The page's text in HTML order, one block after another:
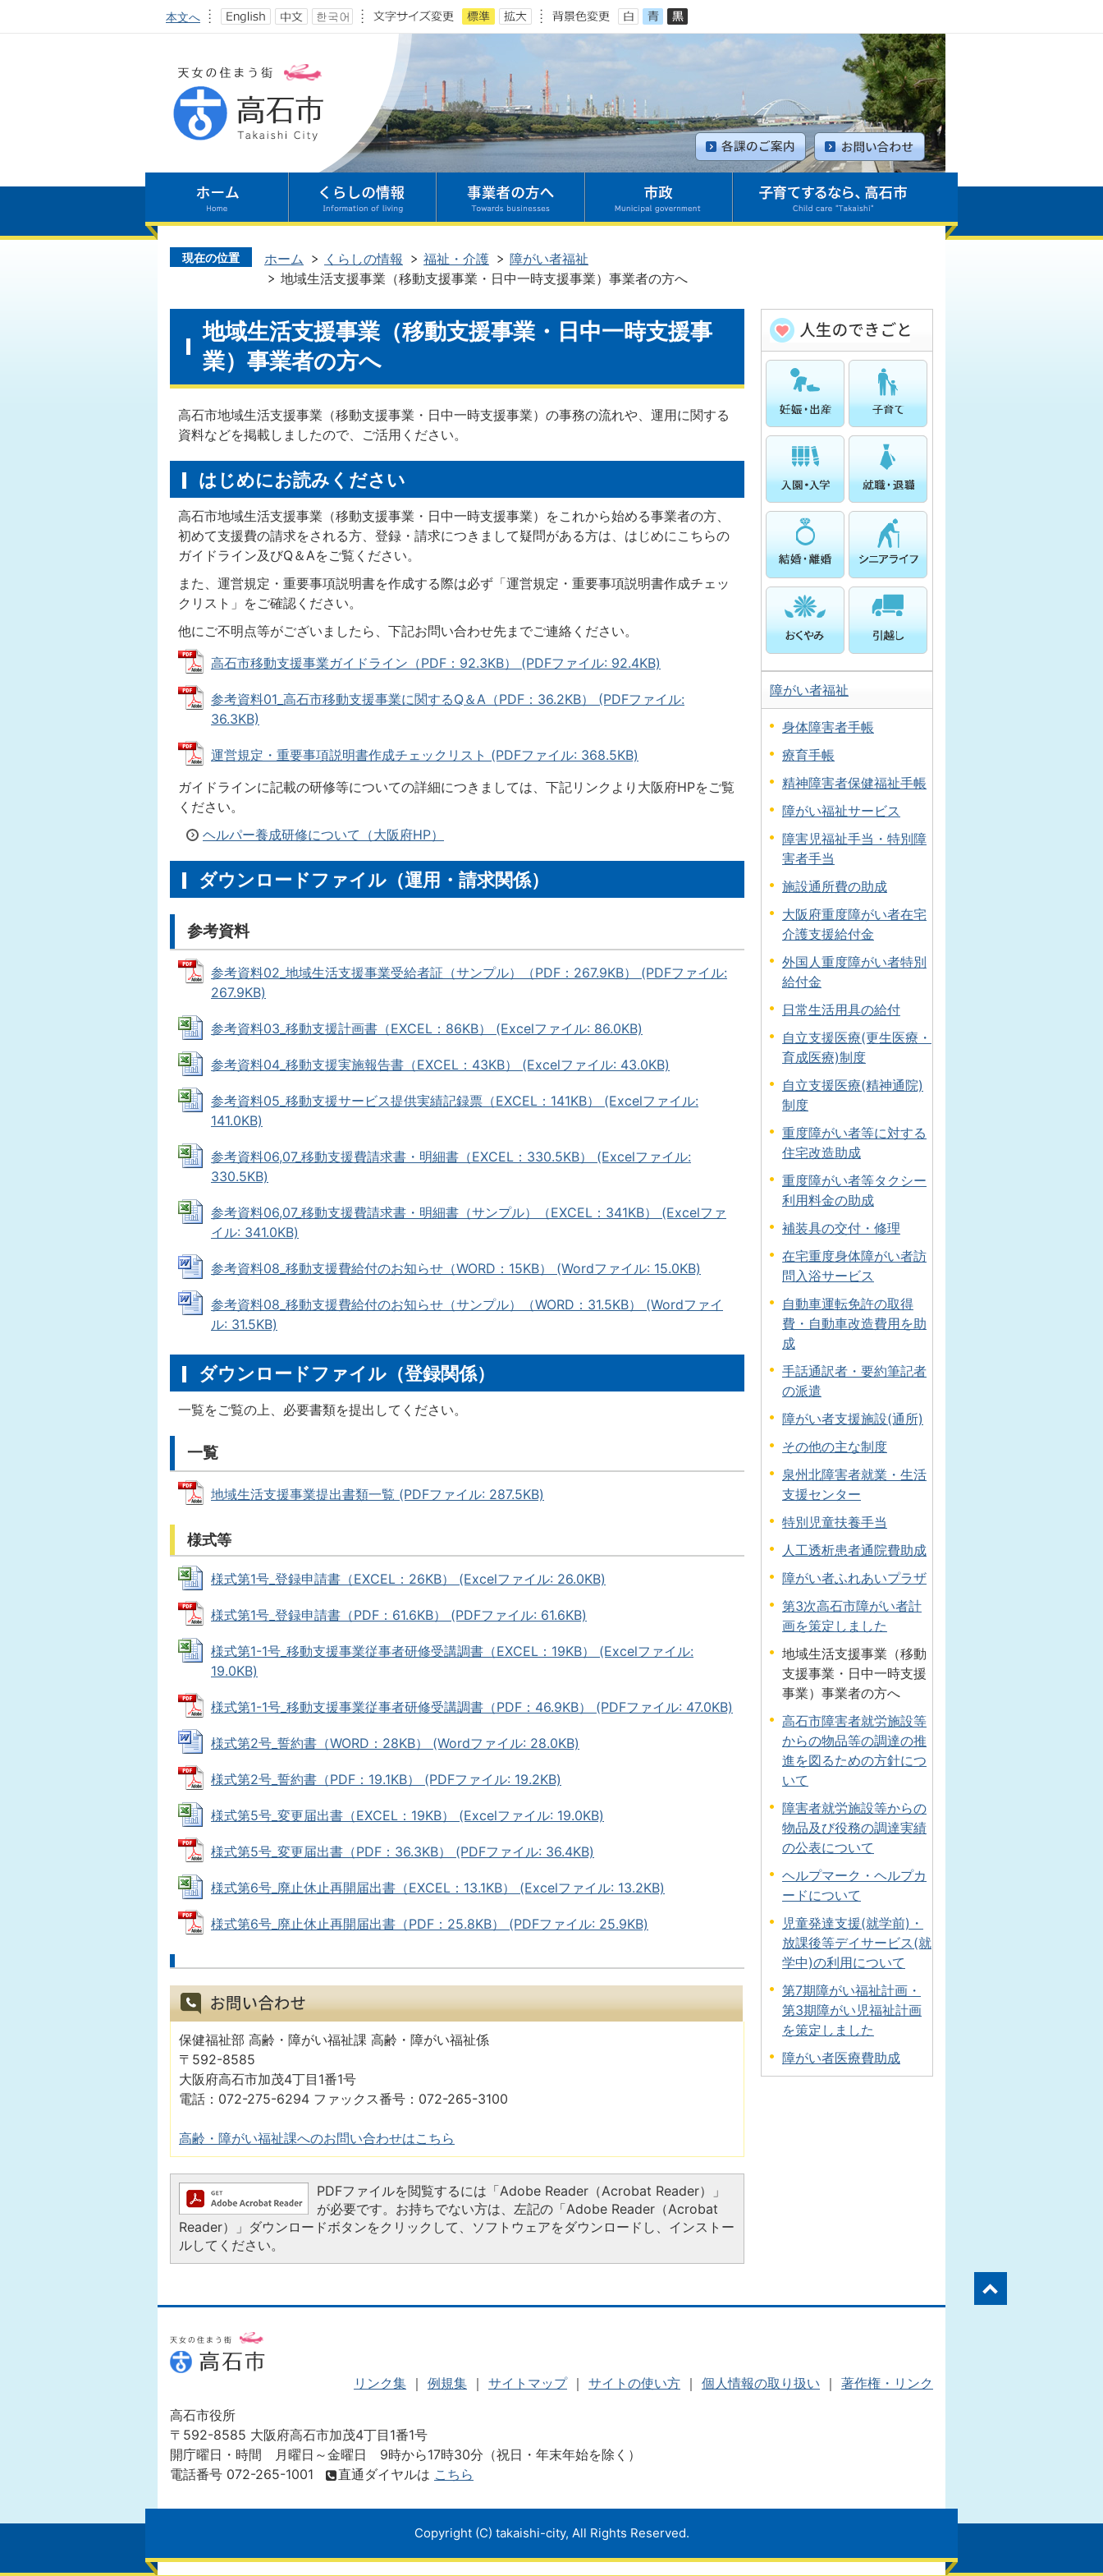
本文へ
現在の位置 ホーム くらしの情報 福祉・介護
障がい者福祉
地域生活支援事業（移動支援事業・日中一時支援事業）事業者の方へ
地域生活支援事業（移動支援事業・日中一時支援事
業）事業者の方へ
高石市地域生活支援事業（移動支援事業・日中一時支援事業）の事務の流れや、運用に関する
資料などを掲載しましたので、ご活用ください。
はじめにお読みください
高石市地域生活支援事業（移動支援事業・日中一時支援事業）をこれから始める事業者の方、
初めて支援費の請求をされる方、登録・請求につきまして疑問がある方は、はじめにこちらの
ガイドライン及びQ＆Aをご覧ください。
また、運営規定・重要事項説明書を作成する際は必ず「運営規定・重要事項説明書作成チェッ
クリスト」をご確認ください。
他にご不明点等がございましたら、下記お問い合わせ先までご連絡ください。
高石市移動支援事業ガイドライン（PDF：92.3KB） (PDFファイル: 92.4KB)
参考資料01_高石市移動支援事業に関するQ＆A（PDF：36.2KB） (PDFファイル:
36.3KB)
運営規定・重要事項説明書作成チェックリスト (PDFファイル: 368.5KB)
ガイドラインに記載の研修等についての詳細につきましては、下記リンクより大阪府HPをご覧
ください。
ヘルパー養成研修について（大阪府HP）
ダウンロードファイル（運用・請求関係）
参考資料
参考資料02_地域生活支援事業受給者証（サンプル）（PDF：267.9KB） (PDFファイル:
267.9KB)
参考資料03_移動支援計画書（EXCEL：86KB） (Excelファイル: 86.0KB)
参考資料04_移動支援実施報告書（EXCEL：43KB） (Excelファイル: 43.0KB)
参考資料05_移動支援サービス提供実績記録票（EXCEL：141KB） (Excelファイル:
141.0KB)
参考資料06,07_移動支援費請求書・明細書（EXCEL：330.5KB） (Excelファイル:
330.5KB)
参考資料06,07_移動支援費請求書・明細書（サンプル）（EXCEL：341KB） (Excelファ
イル: 341.0KB)
参考資料08_移動支援費給付のお知らせ（WORD：15KB） (Wordファイル: 15.0KB)
参考資料08_移動支援費給付のお知らせ（サンプル）（WORD：31.5KB） (Wordファイ
ル: 31.5KB)
ダウンロードファイル（登録関係）
一覧をご覧の上、必要書類を提出してください。
一覧
地域生活支援事業提出書類一覧 (PDFファイル: 287.5KB)
様式等
様式第1号_登録申請書（EXCEL：26KB） (Excelファイル: 26.0KB)
様式第1号_登録申請書（PDF：61.6KB） (PDFファイル: 61.6KB)
様式第1-1号_移動支援事業従事者研修受講調書（EXCEL：19KB） (Excelファイル:
19.0KB)
様式第1-1号_移動支援事業従事者研修受講調書（PDF：46.9KB） (PDFファイル: 47.0KB)
様式第2号_誓約書（WORD：28KB） (Wordファイル: 28.0KB)
様式第2号_誓約書（PDF：19.1KB） (PDFファイル: 19.2KB)
様式第5号_変更届出書（EXCEL：19KB） (Excelファイル: 19.0KB)
様式第5号_変更届出書（PDF：36.3KB） (PDFファイル: 36.4KB)
様式第6号_廃止休止再開届出書（EXCEL：13.1KB） (Excelファイル: 13.2KB)
様式第6号_廃止休止再開届出書（PDF：25.8KB） (PDFファイル: 25.9KB)
保健福祉部 高齢・障がい福祉課 高齢・障がい福祉係
〒592-8585
大阪府高石市加茂4丁目1番1号
電話：072-275-6294 ファックス番号：072-265-3100
高齢・障がい福祉課へのお問い合わせはこちら
PDFファイルを閲覧するには「Adobe Reader（Acrobat Reader）」
が必要です。お持ちでない方は、左記の「Adobe Reader（Acrobat
Reader）」ダウンロードボタンをクリックして、ソフトウェアをダウンロードし、インストー
ルしてください。
障がい者福祉
身体障害者手帳
療育手帳
精神障害者保健福祉手帳
障がい福祉サービス
障害児福祉手当・特別障
害者手当
施設通所費の助成
大阪府重度障がい者在宅
介護支援給付金
外国人重度障がい者特別
給付金
日常生活用具の給付
自立支援医療(更生医療・
育成医療)制度
自立支援医療(精神通院)
制度
重度障がい者等に対する
住宅改造助成
重度障がい者等タクシー
利用料金の助成
補装具の交付・修理
在宅重度身体障がい者訪
問入浴サービス
自動車運転免許の取得
費・自動車改造費用を助
成
手話通訳者・要約筆記者
の派遣
障がい者支援施設(通所)
その他の主な制度
泉州北障害者就業・生活
支援センター
特別児童扶養手当
人工透析患者通院費助成
障がい者ふれあいプラザ
第3次高石市障がい者計
画を策定しました
地域生活支援事業（移動
支援事業・日中一時支援
事業）事業者の方へ
高石市障害者就労施設等
からの物品等の調達の推
進を図るための方針につ
いて
障害者就労施設等からの
物品及び役務の調達実績
の公表について
ヘルプマーク・ヘルプカ
ードについて
児童発達支援(就学前)・
放課後等デイサービス(就
学中)の利用について
第7期障がい福祉計画・
第3期障がい児福祉計画
を策定しました
障がい者医療費助成
リンク集 ｜ 例規集 ｜ サイトマップ ｜ サイトの使い方 ｜ 個人情報の取り扱い ｜ 著作権・リンク
高石市役所
〒592-8585 大阪府高石市加茂4丁目1番1号
開庁曜日・時間 月曜日～金曜日 9時から17時30分（祝日・年末年始を除く）
電話番号 072-265-1001
直通ダイヤルは こちら
Copyright (C) takaishi-city, All Rights Reserved.